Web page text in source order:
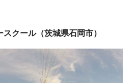
クール（茨城県石岡市）